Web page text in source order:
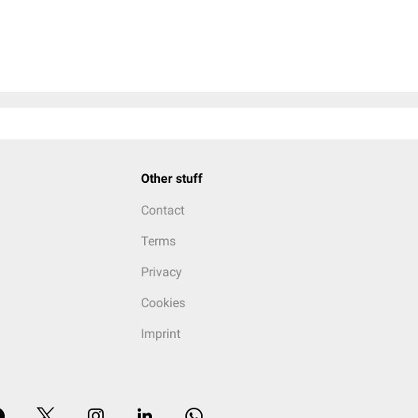
Other stuff
Contact
Terms
Privacy
Cookies
Imprint